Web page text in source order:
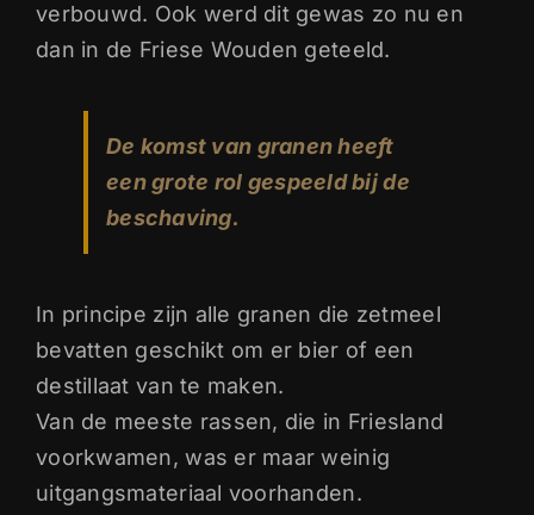
verbouwd. Ook werd dit gewas zo nu en
dan in de Friese Wouden geteeld.
De komst van granen heeft
een grote rol gespeeld bij de
beschaving.
In principe zijn alle granen die zetmeel
bevatten geschikt om er bier of een
destillaat van te maken.
Van de meeste rassen, die in Friesland
voorkwamen, was er maar weinig
uitgangsmateriaal voorhanden.